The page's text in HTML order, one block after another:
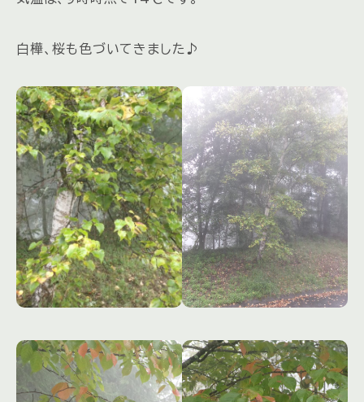
白樺、桜も色づいてきました♪